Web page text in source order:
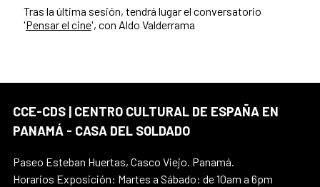
Tras la última sesión, tendrá lugar el conversatorio
'Pensar el cine', con Aldo Valderrama
CCE-CDS | CENTRO CULTURAL DE ESPAÑA EN
PANAMÁ - CASA DEL SOLDADO
Paseo Esteban Huertas, Casco Viejo. Panamá.
Horarios Exposición: Martes a Sábado: de 10am a 6pm